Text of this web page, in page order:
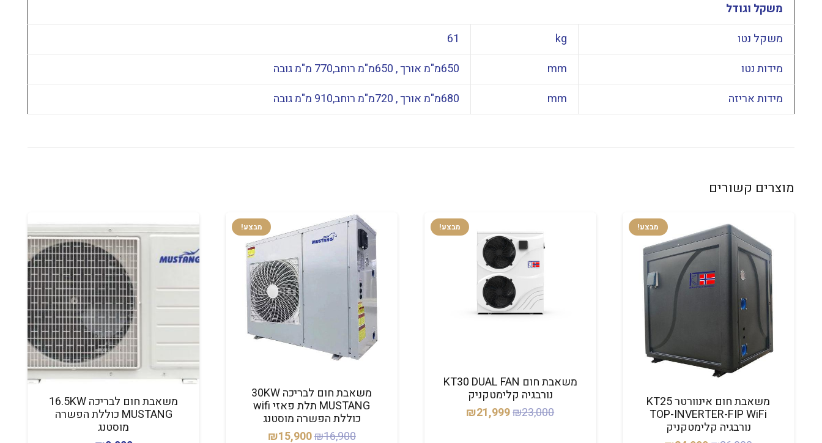
משקל וגודל
משקל נטו
kg
61
מידות נטו
mm
650מ"מ אורך , 650מ"מ רוחב,770 מ"מ גובה
מידות אריזה
mm 680מ"מ אורך , 720מ"מ רוחב,910 מ"מ גובה
מוצרים קשורים
מבצע!
משאבת חום אינוורטר KT25
TOP-INVERTER-FIP WiFi
נורבגיה קלימטקניק
מבצע!
משאבת חום KT30 DUAL FAN
נורבגיה קלימטקניק
₪23,000
המחיר ₪21,999
המחיר
מבצע!
משאבת חום לבריכה 30KW
MUSTANG תלת פאזי wifi
כוללת הפשרה מוסטנג
₪16,900 המחיר ₪15,900
משאבת חום לבריכה 16.5KW
MUSTANG כוללת הפשרה
מוסטנג